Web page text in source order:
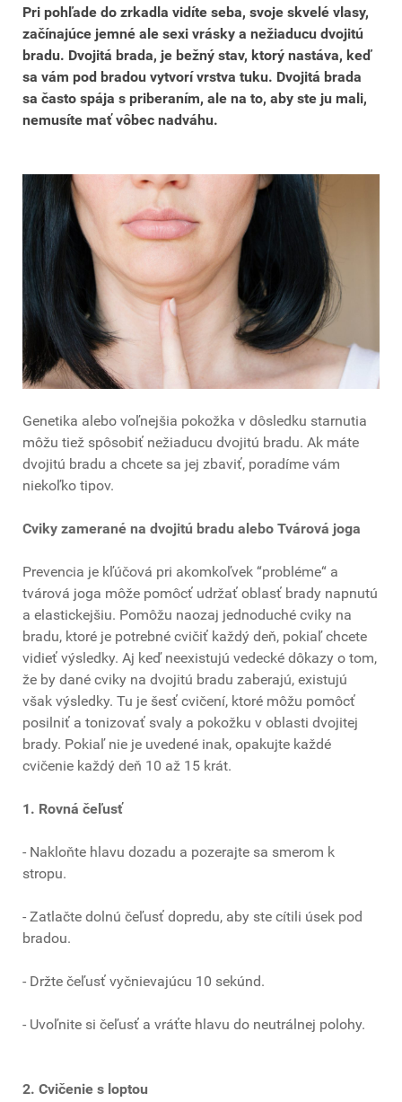
Pri pohľade do zrkadla vidíte seba, svoje skvelé vlasy,
začínajúce jemné ale sexi vrásky a nežiaducu dvojitú
bradu. Dvojitá brada, je bežný stav, ktorý nastáva, keď
sa vám pod bradou vytvorí vrstva tuku. Dvojitá brada
sa často spája s priberaním, ale na to, aby ste ju mali,
nemusíte mať vôbec nadváhu.
Genetika alebo voľnejšia pokožka v dôsledku starnutia
môžu tiež spôsobiť nežiaducu dvojitú bradu. Ak máte
dvojitú bradu a chcete sa jej zbaviť, poradíme vám
niekoľko tipov.
Cviky zamerané na dvojitú bradu alebo Tvárová joga
Prevencia je kľúčová pri akomkoľvek “probléme“ a
tvárová joga môže pomôcť udržať oblasť brady napnutú
a elastickejšiu. Pomôžu naozaj jednoduché cviky na
bradu, ktoré je potrebné cvičiť každý deň, pokiaľ chcete
vidieť výsledky. Aj keď neexistujú vedecké dôkazy o tom,
že by dané cviky na dvojitú bradu zaberajú, existujú
však výsledky. Tu je šesť cvičení, ktoré môžu pomôcť
posilniť a tonizovať svaly a pokožku v oblasti dvojitej
brady. Pokiaľ nie je uvedené inak, opakujte každé
cvičenie každý deň 10 až 15 krát.
1. Rovná čeľusť
- Nakloňte hlavu dozadu a pozerajte sa smerom k
stropu.
- Zatlačte dolnú čeľusť dopredu, aby ste cítili úsek pod
bradou.
- Držte čeľusť vyčnievajúcu 10 sekúnd.
- Uvoľnite si čeľusť a vráťte hlavu do neutrálnej polohy.
2. Cvičenie s loptou